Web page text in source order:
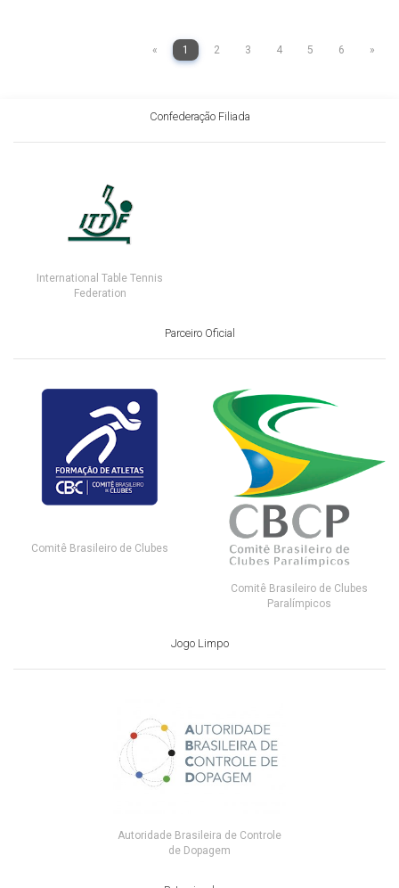
« 1 2 3 4 5 6 »
Confederação Filiada
International Table Tennis
Federation
Parceiro Oficial
Comitê Brasileiro de Clubes
Comitê Brasileiro de Clubes
Paralímpicos
Jogo Limpo
Autoridade Brasileira de Controle
de Dopagem